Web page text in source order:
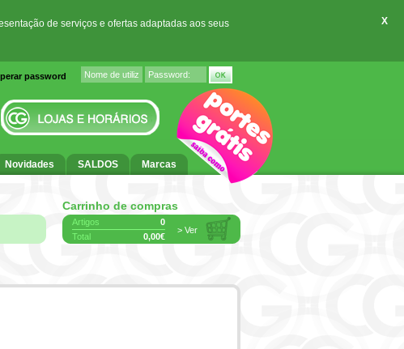
de serviços e ofertas adaptadas aos seus
X
password
Novidades SALDOS Marcas
Carrinho de compras
Artigos
0
Total
0,00€
> Ver